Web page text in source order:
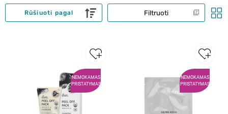
Filtruoti
Rūšiuoti pagal
NEMOKAMAS
PRISTATYMAS
NEMOKAMAS
PRISTATYMAS